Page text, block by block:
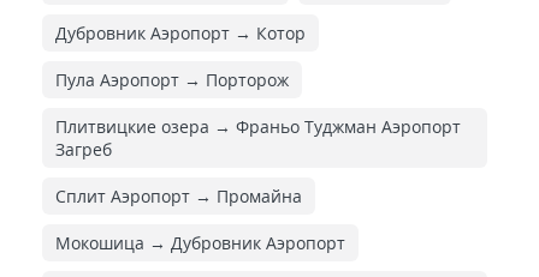
Дубровник Аэропорт → Котор
Пула Аэропорт → Порторож
Плитвицкие озера → Франьо Туджман Аэропорт
Загреб
Сплит Аэропорт → Промайна
Мокошица → Дубровник Аэропорт